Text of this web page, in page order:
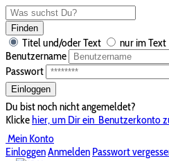
Finden
Titel und/oder Text nur im Text
Benutzername
Passwort
Einloggen
Du bist noch nicht angemeldet?
Klickehier, um Dir ein Benutzerkonto
Mein Konto
EinloggenAnmelden Passwort